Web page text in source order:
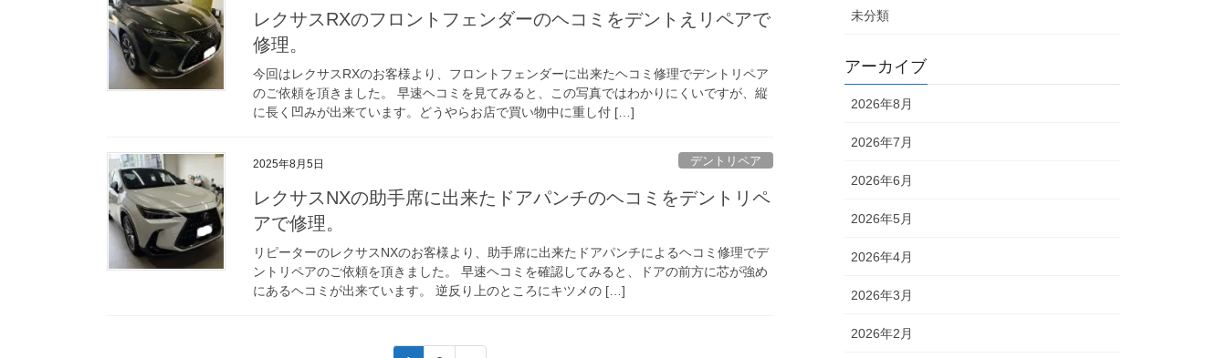
レクサスRXのフロントフェンダーのヘコミをデントえリペアで
修理。
今回はレクサスRXのお客様より、フロントフェンダーに出来たヘコミ修理でデントリペア
のご依頼を頂きました。 早速ヘコミを見てみると、この写真ではわかりにくいですが、縦
に長く凹みが出来ています。どうやらお店で買い物中に重し付 […]
2025年8月5日 デントリペア
レクサスNXの助手席に出来たドアパンチのヘコミをデントリペ
アで修理。
リピーターのレクサスNXのお客様より、助手席に出来たドアパンチによるヘコミ修理でデ
ントリペアのご依頼を頂きました。 早速ヘコミを確認してみると、ドアの前方に芯が強め
にあるヘコミが出来ています。 逆反り上のところにキツメの […]
未分類
アーカイブ
2026年8月
2026年7月
2026年6月
2026年5月
2026年4月
2026年3月
2026年2月